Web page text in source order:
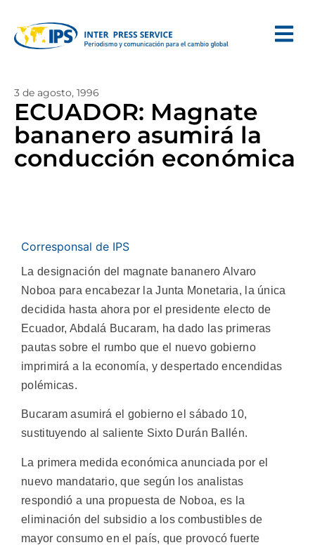
3 de agosto, 1996
ECUADOR: Magnate
bananero asumirá la
conducción económica
Corresponsal de IPS
La designación del magnate bananero Alvaro
Noboa para encabezar la Junta Monetaria, la única
decidida hasta ahora por el presidente electo de
Ecuador, Abdalá Bucaram, ha dado las primeras
pautas sobre el rumbo que el nuevo gobierno
imprimirá a la economía, y despertado encendidas
polémicas.
Bucaram asumirá el gobierno el sábado 10,
sustituyendo al saliente Sixto Durán Ballén.
La primera medida económica anunciada por el
nuevo mandatario, que según los analistas
respondió a una propuesta de Noboa, es la
eliminación del subsidio a los combustibles de
mayor consumo en el país, que provocó fuerte